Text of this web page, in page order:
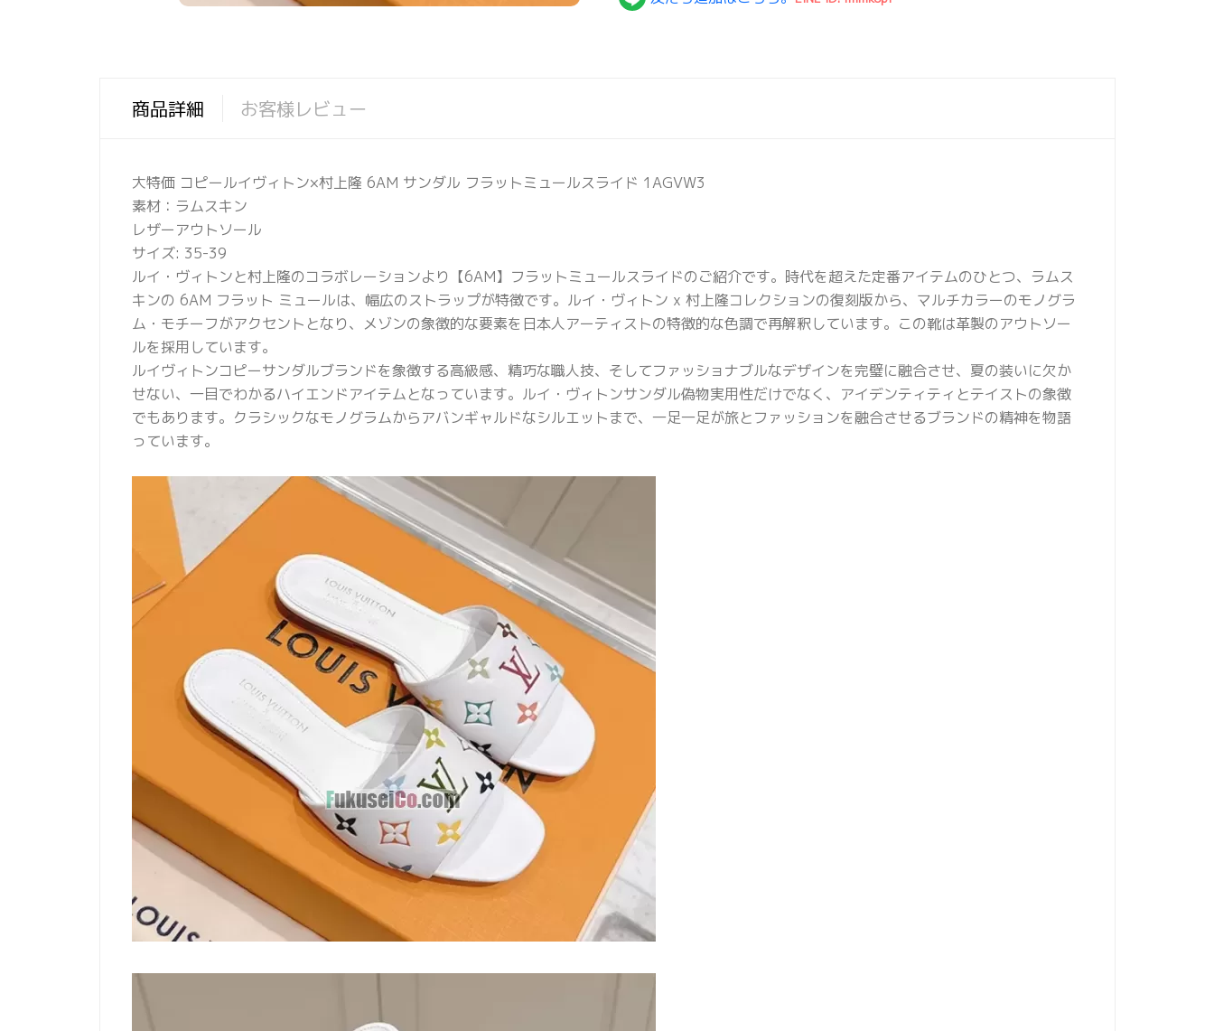
商品詳細 お客様レビュー
大特価 コピールイヴィトン×村上隆 6AM サンダル フラットミュールスライド 1AGVW3
素材：ラムスキン
レザーアウトソール
サイズ: 35-39
ルイ・ヴィトンと村上隆のコラボレーションより【6AM】フラットミュールスライドのご紹介です。時代を超えた定番アイテムのひとつ、ラムス
キンの 6AM フラット ミュールは、幅広のストラップが特徴です。ルイ・ヴィトン x 村上隆コレクションの復刻版から、マルチカラーのモノグラ
ム・モチーフがアクセントとなり、メゾンの象徴的な要素を日本人アーティストの特徴的な色調で再解釈しています。この靴は革製のアウトソー
ルを採用しています。
ルイヴィトンコピーサンダルブランドを象徴する高級感、精巧な職人技、そしてファッショナブルなデザインを完璧に融合させ、夏の装いに欠か
せない、一目でわかるハイエンドアイテムとなっています。ルイ・ヴィトンサンダル偽物実用性だけでなく、アイデンティティとテイストの象徴
でもあります。クラシックなモノグラムからアバンギャルドなシルエットまで、一足一足が旅とファッションを融合させるブランドの精神を物語
っています。